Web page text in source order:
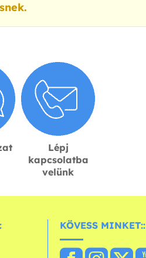
Lépj
kapcsolatba
velünk
KÖVESS MINKET::